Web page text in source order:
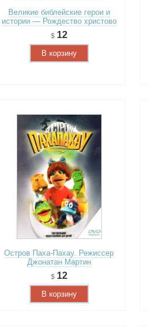
Великие библейские герои и
истории — Рождество христово
12
В корзину
Остров Паха-Пахау. Режиссер
Джонатан Мартин
12
В корзину